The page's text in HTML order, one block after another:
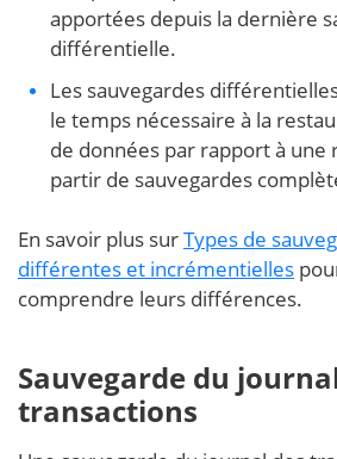
apportées depuis la dernière
différentielle.
Les sauvegardes
le temps nécessaire à la
de données par rapport à une
partir de sauvegardes
En savoir plus surTypes de
différentes et incrémentielles
comprendre leurs différences.
Sauvegarde du
transactions